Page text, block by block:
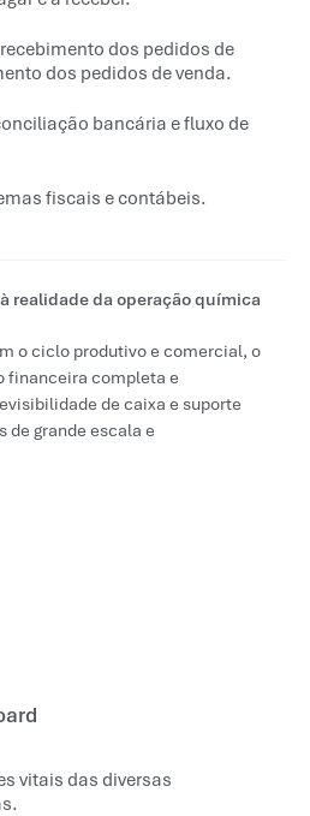
dos pedidos de
dos pedidos de venda.
bancária e fluxo de
fiscais e contábeis.
realidade da operação química
o ciclo produtivo e comercial, o
financeira completa e
de caixa e suporte
de grande escala e
vitais das diversas